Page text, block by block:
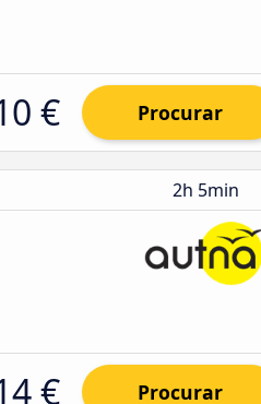
€ Procurar
2h 5min
€ Procurar